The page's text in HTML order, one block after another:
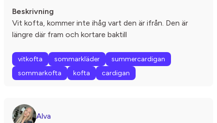
Beskrivning
Vit kofta, kommer inte ihåg vart den är ifrån. Den är
längre där fram och kortare baktill
vitkofta sommarkläder
summercardigan
sommarkofta
kofta cardigan
Alva